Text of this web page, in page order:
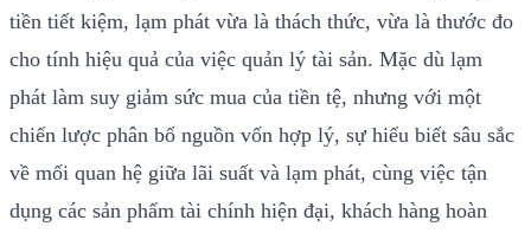
tiền tiết kiệm, lạm phát vừa là thách thức, vừa là thước đo
cho tính hiệu quả của việc quản lý tài sản. Mặc dù lạm
phát làm suy giảm sức mua của tiền tệ, nhưng với một
chiến lược phân bổ nguồn vốn hợp lý, sự hiểu biết sâu sắc
về mối quan hệ giữa lãi suất và lạm phát, cùng việc tận
dụng các sản phẩm tài chính hiện đại, khách hàng hoàn